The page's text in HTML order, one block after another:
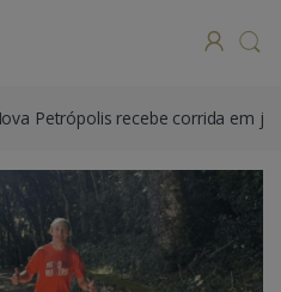
Petrópolis recebe corrida em